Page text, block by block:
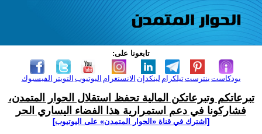
تابعونا على:
الفيسبوك التويتر اليوتيوب الانستغرام لينكدإن تيلكرامبنترست بودكاست
تبرعاتكم وتبرعاتكن المالية تحفظ استقلال الحوار المتمدن،
فشاركونا في دعم استمرارية هذا الفضاء اليساري الحر
[اشترك في قناة ‫«الحوار المتمدن» على اليوتيوب]